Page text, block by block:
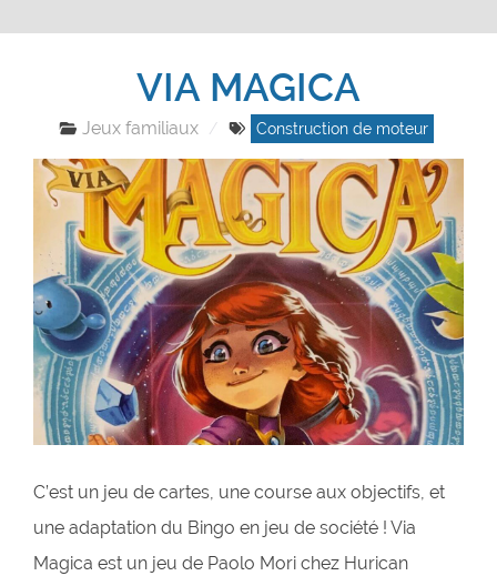
VIA MAGICA
Jeux familiaux Construction de moteur
C’est un jeu de cartes, une course aux objectifs, et
une adaptation du Bingo en jeu de société ! Via
Magica est un jeu de Paolo Mori chez Hurican